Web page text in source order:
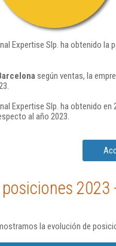
Expertise Slp. ha obtenido la
según ventas, la
Expertise Slp. ha obtenido en
al año 2023.
2023
la evolución de